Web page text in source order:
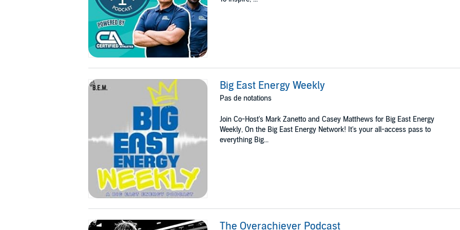
Big East Energy Weekly
Pas de notations
Join Co-Host's Mark Zanetto and Casey Matthews for Big East Energy
Weekly, On the Big East Energy Network! It's your all-access pass to
everything Big...
The Overachiever Podcast